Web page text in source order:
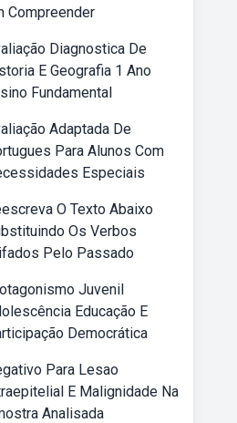
Compreender
Diagnostica De
E Geografia 1 Ano
Fundamental
Adaptada De
Para Alunos Com
Especiais
O Texto Abaixo
Os Verbos
Pelo Passado
Juvenil
Educação E
Democrática
Para Lesao
E Malignidade Na
Analisada